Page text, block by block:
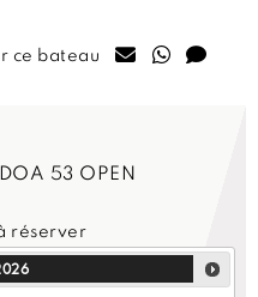
ce bateau
53 OPEN
réserver